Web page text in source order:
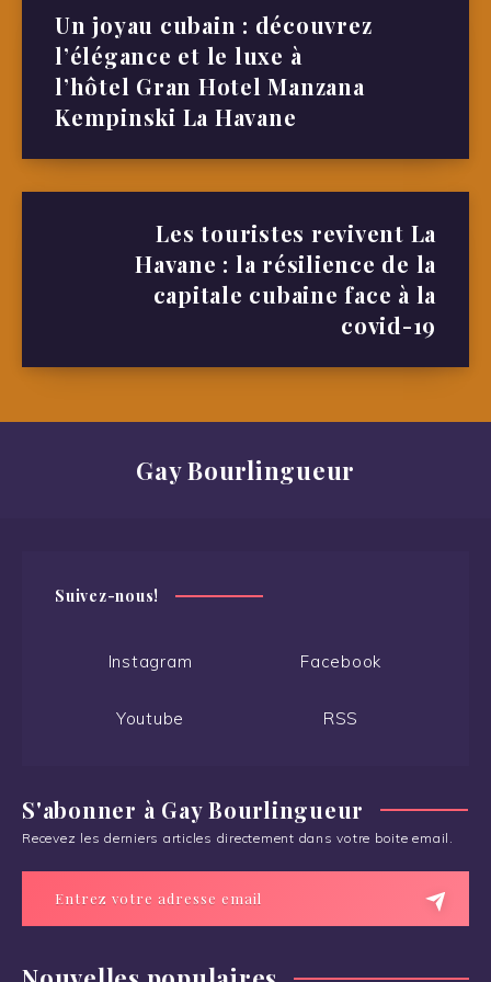
Un joyau cubain : découvrez
l’élégance et le luxe à
l’hôtel Gran Hotel Manzana
Kempinski La Havane
Les touristes revivent La
Havane : la résilience de la
capitale cubaine face à la
covid-19
Gay Bourlingueur
Suivez-nous!
Instagram Facebook
Youtube RSS
S'abonner à Gay Bourlingueur
Recevez les derniers articles directement dans votre boite email.